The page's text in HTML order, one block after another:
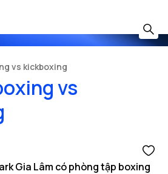
vs kickboxing
vs
Gia Lâm có phòng tập boxing